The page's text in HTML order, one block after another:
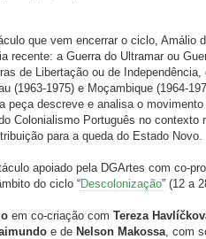
que vem encerrar o ciclo, Amálio
recente: a Guerra do Ultramar ou
de Libertação ou de
(1963-1975) e Moçambique (1964-
peça descreve e analisa o
Colonialismo Português no contexto
para a queda do Estado Novo.
apoiado pela DGArtes com co-
do ciclo “Descolonização” (12 a
em co-criação com Tereza
e de Nelson Makossa, com